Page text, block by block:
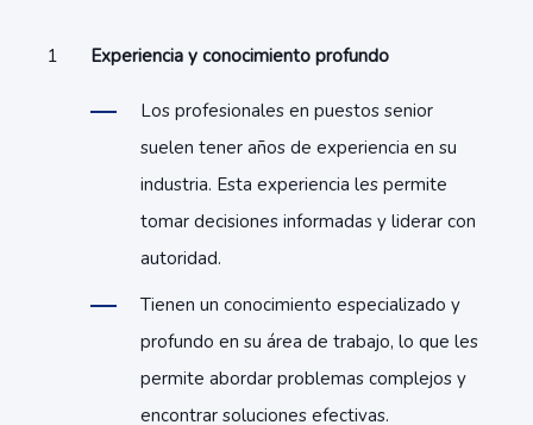
Experiencia y conocimiento profundo
Los profesionales en puestos senior
suelen tener años de experiencia en su
industria. Esta experiencia les permite
tomar decisiones informadas y liderar con
autoridad.
Tienen un conocimiento especializado y
profundo en su área de trabajo, lo que les
permite abordar problemas complejos y
encontrar soluciones efectivas.